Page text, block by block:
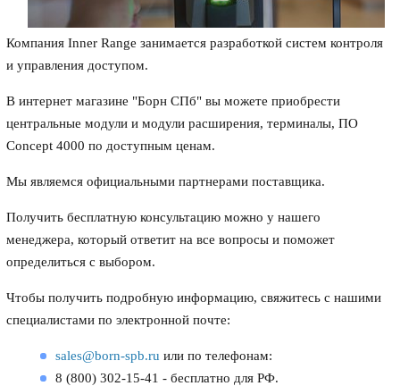
Компания Inner Range занимается разработкой систем контроля
и управления доступом.
В интернет магазине "Борн СПб" вы можете приобрести
центральные модули и модули расширения, терминалы, ПО
Concept 4000 по доступным ценам.
Мы являемся официальными партнерами поставщика.
Получить бесплатную консультацию можно у нашего
менеджера, который ответит на все вопросы и поможет
определиться с выбором.
Чтобы получить подробную информацию, свяжитесь с нашими
специалистами по электронной почте:
sales@born-spb.ru или по телефонам:
8 (800) 302-15-41 - бесплатно для РФ.